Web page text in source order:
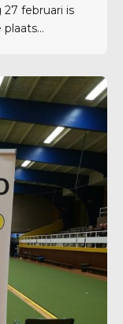
februari is
plaats
te winnen.